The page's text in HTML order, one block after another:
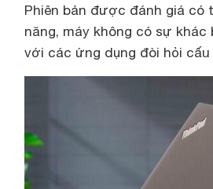
Phiên bản được đánh giá có
năng, máy không có sự
với các ứng dụng đòi hỏi cấu